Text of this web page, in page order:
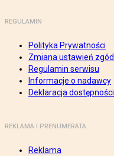
REGULAMIN
Polityka Prywatności
Zmiana ustawień zgód
Regulamin serwisu
Informacje o nadawcy
Deklaracja dostępności
REKLAMA I PRENUMERATA
Reklama